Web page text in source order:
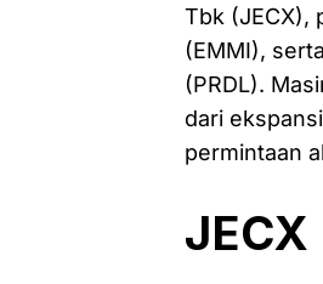
Tbk (JECX),
(EMMI),
(PRDL).
dari
permintaan